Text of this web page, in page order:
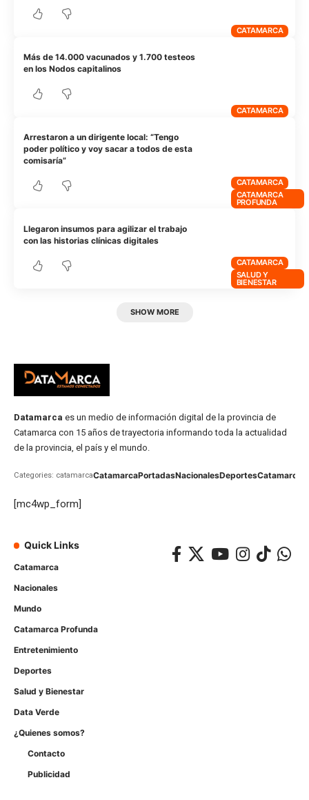
CATAMARCA
CATAMARCA
Más de 14.000 vacunados y 1.700 testeos
en los Nodos capitalinos
CATAMARCA
CATAMARCA
PROFUNDA
Arrestaron a un dirigente local: “Tengo
poder político y voy sacar a todos de esta
comisaría”
CATAMARCA
SALUD Y
BIENESTAR
Llegaron insumos para agilizar el trabajo
con las historias clínicas digitales
SHOW MORE
Datamarca es un medio de información digital de la provincia de
Catamarca con 15 años de trayectoria informando toda la actualidad
de la provincia, el país y el mundo.
Categories: catamarcaCatamarcaPortadasNacionalesDeportesCatamarca
[mc4wp_form]
Quick Links
Catamarca
Nacionales
Mundo
Catamarca Profunda
Entretenimiento
Deportes
Salud y Bienestar
Data Verde
¿Quienes somos?
Contacto
Publicidad